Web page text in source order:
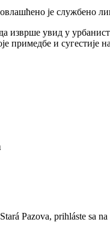
овлашћено је
изврше увид у
примедбе и
Pazova, prihláste sa na